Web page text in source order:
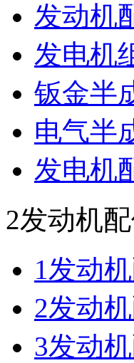
发动机
发电机
钣金半
电气半
发电机
2发动机
1发动
2发动
3发动